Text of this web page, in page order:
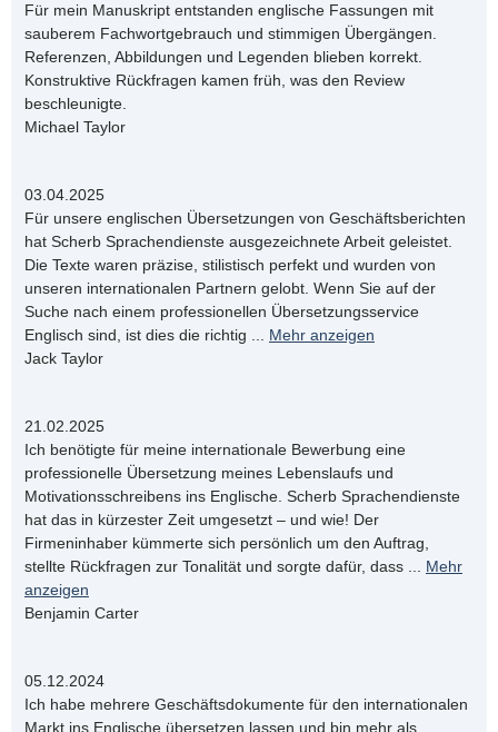
Für mein Manuskript entstanden englische Fassungen mit
sauberem Fachwortgebrauch und stimmigen Übergängen.
Referenzen, Abbildungen und Legenden blieben korrekt.
Konstruktive Rückfragen kamen früh, was den Review
beschleunigte.
Michael Taylor
03.04.2025
Für unsere englischen Übersetzungen von Geschäftsberichten
hat Scherb Sprachendienste ausgezeichnete Arbeit geleistet.
Die Texte waren präzise, stilistisch perfekt und wurden von
unseren internationalen Partnern gelobt. Wenn Sie auf der
Suche nach einem professionellen Übersetzungsservice
Englisch sind, ist dies die richtig
Mehr anzeigen
Jack Taylor
21.02.2025
Ich benötigte für meine internationale Bewerbung eine
professionelle Übersetzung meines Lebenslaufs und
Motivationsschreibens ins Englische. Scherb Sprachendienste
hat das in kürzester Zeit umgesetzt – und wie! Der
Firmeninhaber kümmerte sich persönlich um den Auftrag,
stellte Rückfragen zur Tonalität und sorgte dafür, dass
Mehr
anzeigen
Benjamin Carter
05.12.2024
Ich habe mehrere Geschäftsdokumente für den internationalen
Markt ins Englische übersetzen lassen und bin mehr als